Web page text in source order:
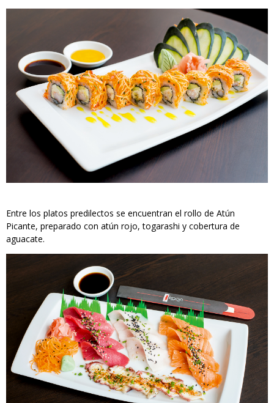
Entre los platos predilectos se encuentran el rollo de Atún
Picante, preparado con atún rojo, togarashi y cobertura de
aguacate.